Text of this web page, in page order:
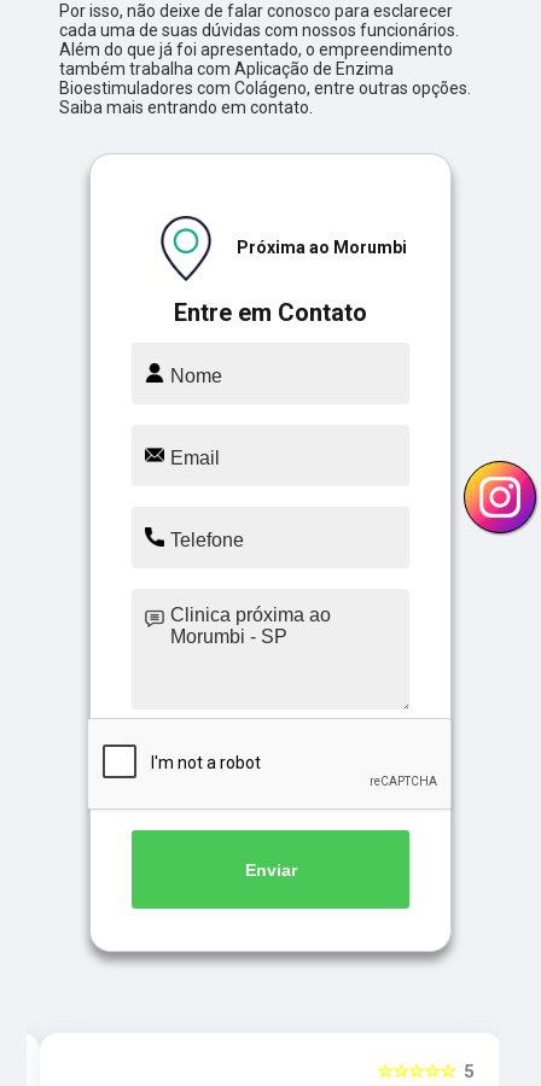
Por isso, não deixe de falar conosco para esclarecer
cada uma de suas dúvidas com nossos funcionários.
Além do que já foi apresentado, o empreendimento
também trabalha com Aplicação de Enzima
Bioestimuladores com Colágeno, entre outras opções.
Saiba mais entrando em contato.
Entre em Contato
Próxima ao Morumbi
Enviar
5
☆☆☆☆☆